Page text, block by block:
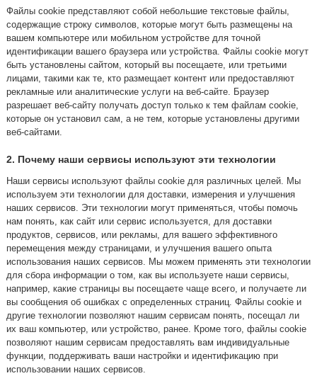
Файлы cookie представляют собой небольшие текстовые файлы,
содержащие строку символов, которые могут быть размещены на
вашем компьютере или мобильном устройстве для точной
идентификации вашего браузера или устройства. Файлы cookie могут
быть установлены сайтом, который вы посещаете, или третьими
лицами, такими как те, кто размещает контент или предоставляют
рекламные или аналитические услуги на веб-сайте. Браузер
разрешает веб-сайту получать доступ только к тем файлам cookie,
которые он установил сам, а не тем, которые установлены другими
веб-сайтами.
2. Почему наши сервисы используют эти технологии
Наши сервисы используют файлы cookie для различных целей. Мы
используем эти технологии для доставки, измерения и улучшения
наших сервисов. Эти технологии могут применяться, чтобы помочь
нам понять, как сайт или сервис используется, для доставки
продуктов, сервисов, или рекламы, для вашего эффективного
перемещения между страницами, и улучшения вашего опыта
использования наших сервисов. Мы можем применять эти технологии
для сбора информации о том, как вы используете наши сервисы,
например, какие страницы вы посещаете чаще всего, и получаете ли
вы сообщения об ошибках с определенных страниц. Файлы cookie и
другие технологии позволяют нашим сервисам понять, посещал ли
их ваш компьютер, или устройство, ранее. Кроме того, файлы cookie
позволяют нашим сервисам предоставлять вам индивидуальные
функции, поддерживать ваши настройки и идентификацию при
использовании наших сервисов.